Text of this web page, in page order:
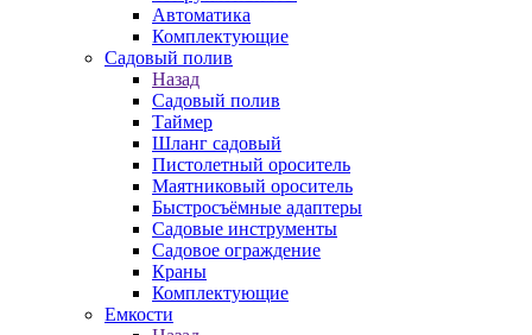
Автоматика
Комплектующие
Садовый полив
Назад
Садовый полив
Таймер
Шланг садовый
Пистолетный ороситель
Маятниковый ороситель
Быстросъёмные адаптеры
Садовые инструменты
Садовое ограждение
Краны
Комплектующие
Емкости